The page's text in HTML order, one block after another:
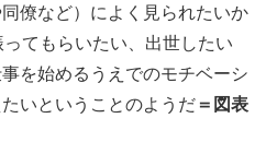
僚など）によく見られたいか
てもらいたい、出世したい
を始めるうえでのモチベーシ
いということのようだ＝図表